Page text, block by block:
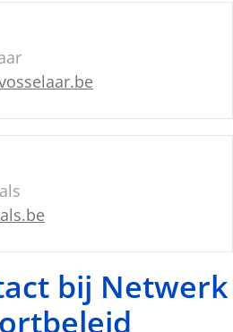
bij Netwerk